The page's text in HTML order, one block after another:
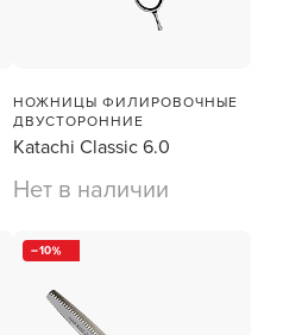
НОЖНИЦЫ ФИЛИРОВОЧНЫЕ
ДВУСТОРОННИЕ
Katachi Classic 6.0
Нет в наличии
10